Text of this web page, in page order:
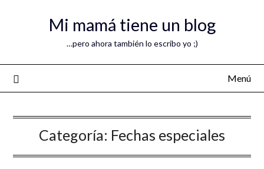
Mi mamá tiene un blog
…pero ahora también lo escribo yo ;)
Menú
Categoría: Fechas especiales